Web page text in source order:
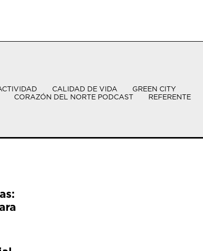
CALIDAD DE VIDA
GREEN CITY
CORAZÓN DEL NORTE PODCAST REFERENTE